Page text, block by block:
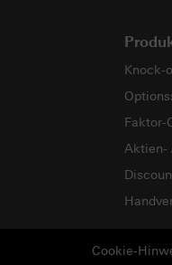
Knock-
Faktor-
Aktien-
Cookie-